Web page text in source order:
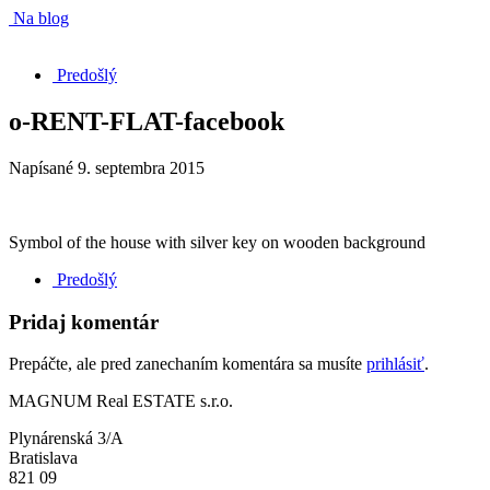
Na blog
Predošlý
o-RENT-FLAT-facebook
Napísané 9. septembra 2015
Symbol of the house with silver key on wooden background
Predošlý
Pridaj komentár
Prepáčte, ale pred zanechaním komentára sa musíte prihlásiť.
MAGNUM Real ESTATE s.r.o.
Plynárenská 3/A
Bratislava
821 09